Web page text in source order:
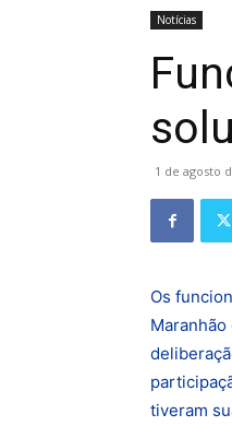
Notícias
1 de agosto
Os
tiveram